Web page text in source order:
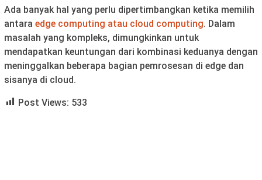
Ada banyak hal yang perlu dipertimbangkan ketika memilih
antara edge computing atau cloud computing. Dalam
masalah yang kompleks, dimungkinkan untuk
mendapatkan keuntungan dari kombinasi keduanya dengan
meninggalkan beberapa bagian pemrosesan di edge dan
sisanya di cloud.
Post Views: 533